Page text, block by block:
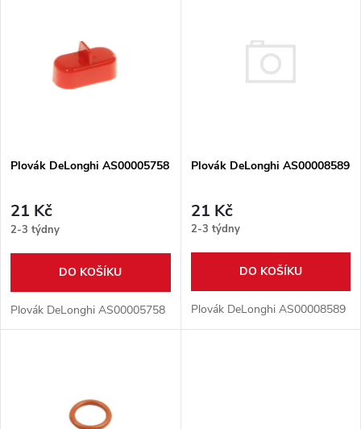
p
r
o
d
u
s
p
r
d
Plovák DeLonghi AS00005758
21 Kč
2-3 týdny
DO KOŠÍKU
Plovák DeLonghi AS00005758
Plovák DeLonghi AS00008589
21 Kč
2-3 týdny
DO KOŠÍKU
Plovák DeLonghi AS00008589